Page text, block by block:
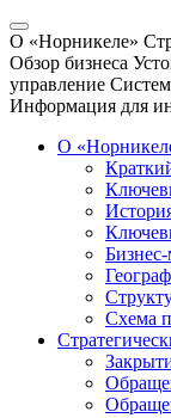
О «Норникеле»
Обзор бизнеса
управление
Информация для
О
Схема